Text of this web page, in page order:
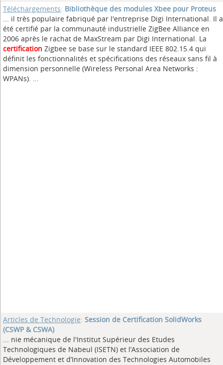
Téléchargements: Bibliothèque des modules Xbee pour Proteus
... il très populaire fabriqué par l'entreprise Digi International. Il a
été certifié par la communauté industrielle ZigBee Alliance en
2006 après le rachat de MaxStream par Digi International. La
certification Zigbee se base sur le standard IEEE 802.15.4 qui
définit les fonctionnalités et spécifications des réseaux sans fil à
dimension personnelle (Wireless Personal Area Networks :
WPANs). ...
Articles de Technologie: Session de Certification SolidWorks
(CSWP & CSWA)
... nie mécanique de l'Institut Supérieur des Etudes
Technologiques de Nabeul (ISETN) et l’Association de
Développement et d’Innovation des Technologies Automobiles